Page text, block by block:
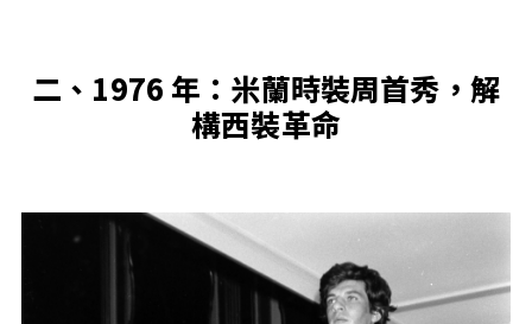
二、1976 年：米蘭時裝周首秀，解
構西裝革命